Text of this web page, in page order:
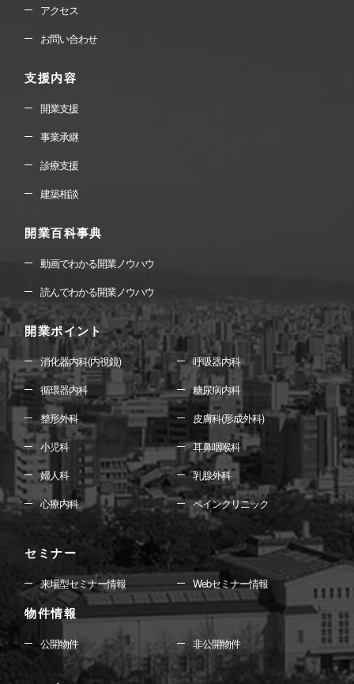
アクセス
お問い合わせ
支援内容
開業支援
事業承継
診療支援
建築相談
開業百科事典
動画でわかる開業ノウハウ
読んでわかる開業ノウハウ
開業ポイント
消化器内科(内視鏡)
呼吸器内科
循環器内科
糖尿病内科
整形外科
皮膚科(形成外科)
小児科
耳鼻咽喉科
婦人科
乳腺外科
心療内科
ペインクリニック
セミナー
来場型セミナー情報 Webセミナー情報
物件情報
公開物件 非公開物件